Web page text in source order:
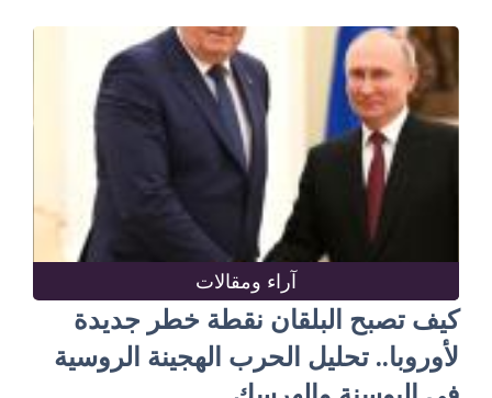
آراء ومقالات
كيف تصبح البلقان نقطة خطر جديدة
لأوروبا.. تحليل الحرب الهجينة الروسية